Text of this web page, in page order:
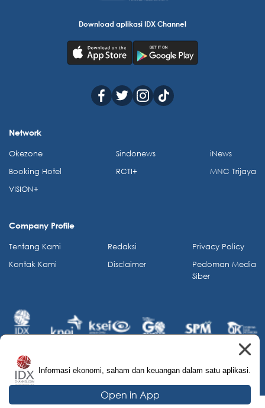
Informasi ekonomi, saham dan keuangan dalam satu aplikasi.
Open in App
Download aplikasi IDX Channel
Network
Okezone
Booking Hotel
VISION+
Sindonews
RCTI+
iNews
MNC Trijaya
Company Profile
Tentang Kami
Kontak Kami
Redaksi
Disclaimer
Privacy Policy
Pedoman Media
Siber
© 2026 IDX Channel. All Rights Reserved.